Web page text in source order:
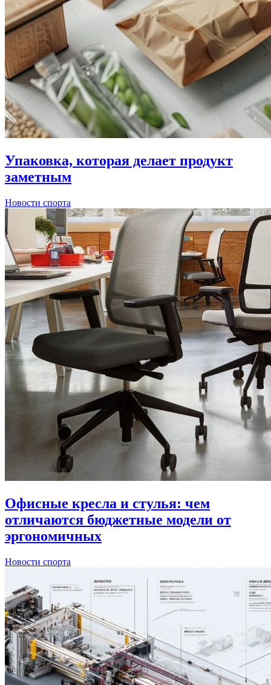
Упаковка, которая делает продукт
заметным
Новости спорта
Офисные кресла и стулья: чем
отличаются бюджетные модели от
эргономичных
Новости спорта